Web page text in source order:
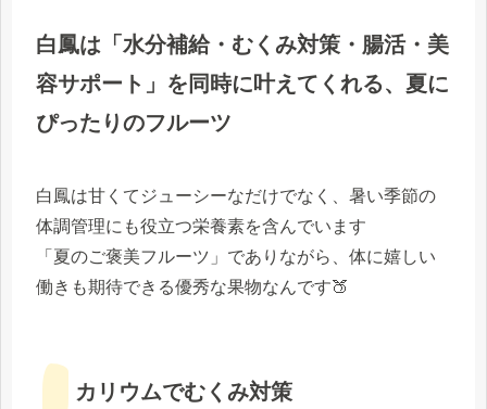
白鳳は「水分補給・むくみ対策・腸活・美
容サポート」を同時に叶えてくれる、夏に
ぴったりのフルーツ
白鳳は甘くてジューシーなだけでなく、暑い季節の
体調管理にも役立つ栄養素を含んでいます
「夏のご褒美フルーツ」でありながら、体に嬉しい
働きも期待できる優秀な果物なんです🍑
カリウムでむくみ対策